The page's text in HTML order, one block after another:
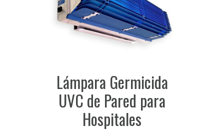
Lámpara Germicida
UVC de Pared para
Hospitales